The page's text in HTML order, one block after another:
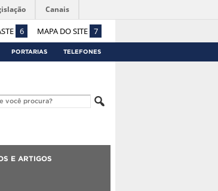
6 MAPA DO SITE 7
Canais
PORTARIAS TELEFONES
E ARTIGOS